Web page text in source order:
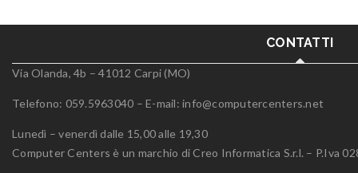
CONTATTI
Via Olanda, 4b – 41012 Carpi (MO)
Telefono: 059.5963040 – E-mail: info@computercenters.net
Lunedì – venerdì dalle 15,00 alle 19,30
Computer Centers è un marchio di Creo Informatica S.r.l. – P.Iva